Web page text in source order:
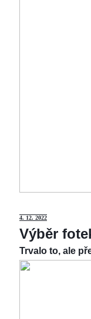
4. 12. 2022
Výběr
Trvalo to, ale